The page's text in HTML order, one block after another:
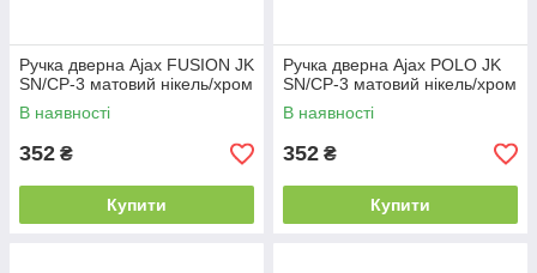
Ручка дверна Ajax FUSION JK
SN/CP-3 матовий нікель/хром
В наявності
352 ₴
Купити
Ручка дверна Ajax POLO JK
SN/CP-3 матовий нікель/хром
В наявності
352 ₴
Купити